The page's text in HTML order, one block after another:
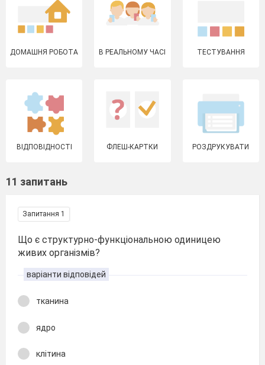
ДОМАШНЯ РОБОТА В РЕАЛЬНОМУ ЧАСІ ТЕСТУВАННЯ
ВІДПОВІДНОСТІ ФЛЕШ-КАРТКИ РОЗДРУКУВАТИ
11 запитань
Запитання 1
Що є структурно-функціональною одиницею
живих організмів?
варіанти відповідей
тканина
ядро
клітина